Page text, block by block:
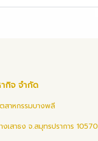
กิจ จำกัด
สาหกรรมบางพลี
งเสาธง จ.สมุทรปราการ 10570